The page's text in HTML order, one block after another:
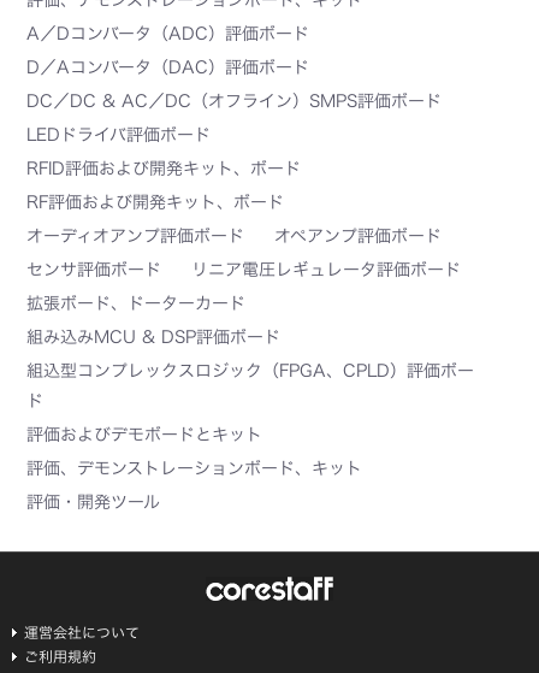
A／Dコンバータ（ADC）評価ボード
D／Aコンバータ（DAC）評価ボード
DC／DC & AC／DC（オフライン）SMPS評価ボード
LEDドライバ評価ボード
RFID評価および開発キット、ボード
RF評価および開発キット、ボード
オーディオアンプ評価ボード
オペアンプ評価ボード
センサ評価ボード
リニア電圧レギュレータ評価ボード
拡張ボード、ドーターカード
組み込みMCU & DSP評価ボード
組込型コンプレックスロジック（FPGA、CPLD）評価ボー
ド
評価およびデモボードとキット
評価、デモンストレーションボード、キット
評価・開発ツール
運営会社について
ご利用規約